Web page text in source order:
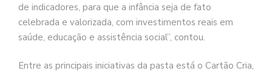
de indicadores, para que a infância seja de fato
celebrada e valorizada, com investimentos reais em
saúde, educação e assistência social”, contou.
Entre as principais iniciativas da pasta está o Cartão Cria,